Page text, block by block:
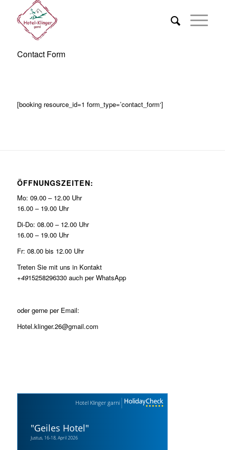
Contact Form
[booking resource_id=1 form_type=’contact_form‘]
ÖFFNUNGSZEITEN:
Mo: 09.00 – 12.00 Uhr
16.00 – 19.00 Uhr
Di-Do: 08.00 – 12.00 Uhr
16.00 – 19.00 Uhr
Fr: 08.00 bis 12.00 Uhr
Treten Sie mit uns in Kontakt
+4915258296330 auch per WhatsApp
oder gerne per Email:
Hotel.klinger.26@gmail.com
Hotel Klinger garni
"Geiles Hotel"
Justus, 16-18, April 2026